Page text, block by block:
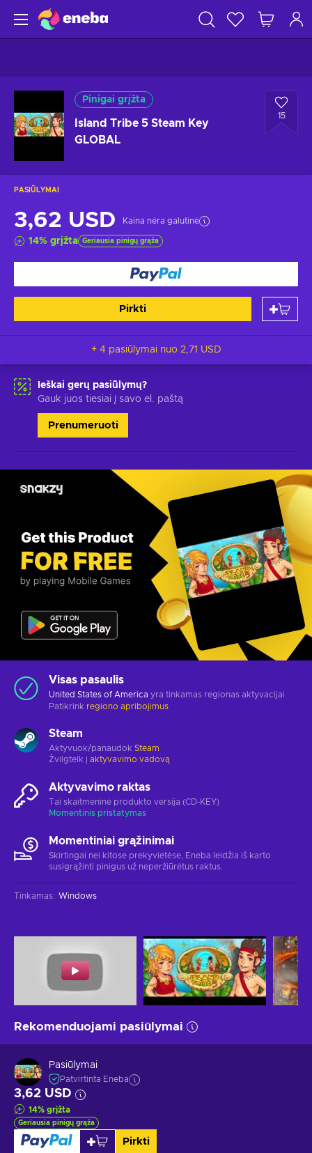
Pinigai grįžta
Island Tribe 5 Steam Key
GLOBAL
15
PASIŪLYMAI
3,62 USD Kaina nėra galutinė
14% grįžta Geriausia pinigų grąža
Pirkti
+ 4 pasiūlymai nuo 2,71 USD
Ieškai gerų pasiūlymų?
Gauk juos tiesiai į savo el. paštą
Prenumeruoti
Visas pasaulis
United States of America yra tinkamas regionas aktyvacijai
Patikrink regiono apribojimus
Steam
Aktyvuok/panaudok Steam
Žvilgtelk į aktyvavimo vadovą
Aktyvavimo raktas
Tai skaitmeninė produkto versija (CD-KEY)
Momentinis pristatymas
Momentiniai grąžinimai
Skirtingai nei kitose prekyvietėse, Eneba leidžia iš karto
susigrąžinti pinigus už neperžiūrėtus raktus.
Tinkamas: Windows
Rekomenduojami pasiūlymai
Pasiūlymai
Patvirtinta Eneba
3,62 USD
14% grįžta
Geriausia pinigų grąža
Pirkti